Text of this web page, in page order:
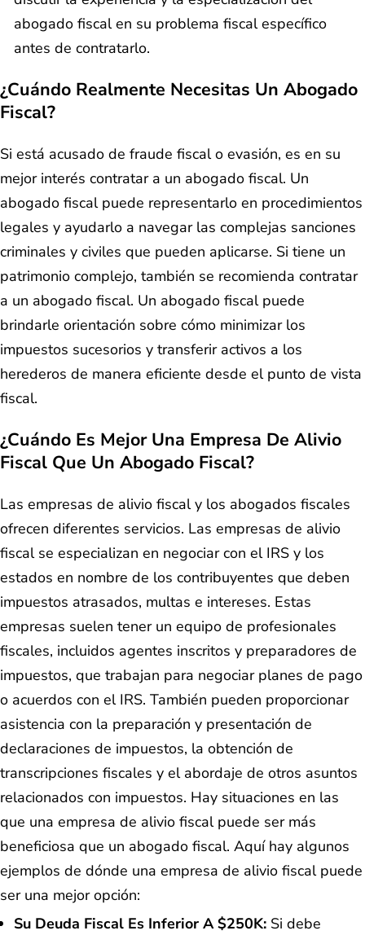
abogado fiscal en su problema fiscal específico
antes de contratarlo.
¿Cuándo Realmente Necesitas Un Abogado
Fiscal?
Si está acusado de fraude fiscal o evasión, es en su
mejor interés contratar a un abogado fiscal. Un
abogado fiscal puede representarlo en procedimientos
legales y ayudarlo a navegar las complejas sanciones
criminales y civiles que pueden aplicarse. Si tiene un
patrimonio complejo, también se recomienda contratar
a un abogado fiscal. Un abogado fiscal puede
brindarle orientación sobre cómo minimizar los
impuestos sucesorios y transferir activos a los
herederos de manera eficiente desde el punto de vista
fiscal.
¿Cuándo Es Mejor Una Empresa De Alivio
Fiscal Que Un Abogado Fiscal?
Las empresas de alivio fiscal y los abogados fiscales
ofrecen diferentes servicios. Las empresas de alivio
fiscal se especializan en negociar con el IRS y los
estados en nombre de los contribuyentes que deben
impuestos atrasados, multas e intereses. Estas
empresas suelen tener un equipo de profesionales
fiscales, incluidos agentes inscritos y preparadores de
impuestos, que trabajan para negociar planes de pago
o acuerdos con el IRS. También pueden proporcionar
asistencia con la preparación y presentación de
declaraciones de impuestos, la obtención de
transcripciones fiscales y el abordaje de otros asuntos
relacionados con impuestos. Hay situaciones en las
que una empresa de alivio fiscal puede ser más
beneficiosa que un abogado fiscal. Aquí hay algunos
ejemplos de dónde una empresa de alivio fiscal puede
ser una mejor opción:
Su Deuda Fiscal Es Inferior A $250K: Si debe